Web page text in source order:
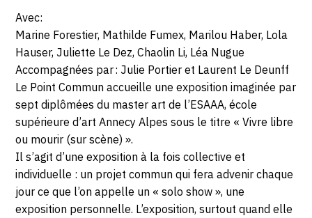
SAMEDI
28
NOVEMBRE
2020
avenue
Auguste
renoir,
74960
Cran-
Gevrier
Description,
horaires...
Avec:
Marine Forestier, Mathilde Fumex, Marilou Haber, Lola
Hauser, Juliette Le Dez, Chaolin Li, Léa Nugue
Accompagnées par : Julie Portier et Laurent Le Deunff
Le Point Commun accueille une exposition imaginée par
sept diplômées du master art de l’ESAAA, école
supérieure d’art Annecy Alpes sous le titre « Vivre libre
ou mourir (sur scène) ».
Il s’agit d’une exposition à la fois collective et
individuelle : un projet commun qui fera advenir chaque
jour ce que l’on appelle un « solo show », une
exposition personnelle. L’exposition, surtout quand elle